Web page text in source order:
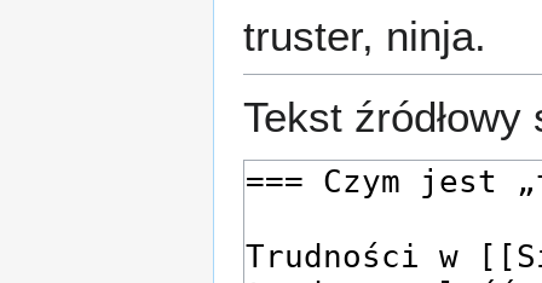
truster, ninja.
Tekst